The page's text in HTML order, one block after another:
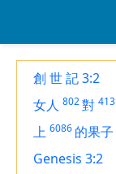
創 世 記 3:2
女人 802對 413
上 6086 的果子
Genesis 3:2